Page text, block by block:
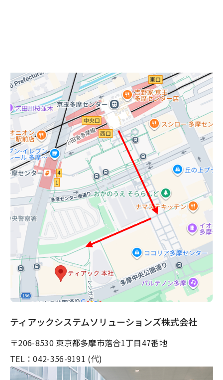
ティアックシステムソリューションズ株式会社
〒206-8530 東京都多摩市落合1丁⽬47番地
TEL：042-356-9191 (代)